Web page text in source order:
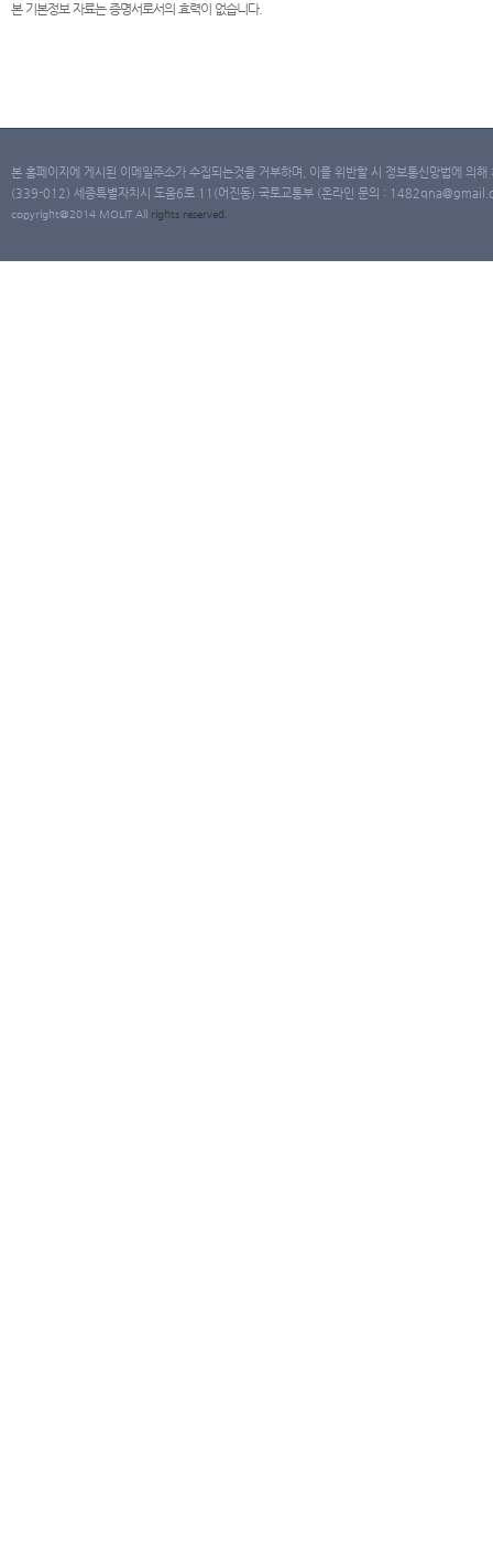
본 기본정보 자료는 증명서로서의 효력이 없습니다.
본 홈페이지에 게시된 이메일주소가 수집되는것을 거부하며, 이를 위반할 시 정보통신망법에 의
(339-012) 세종특별자치시 도움6로 11(어진동) 국토교통부 (온라인 문의 :
copyright@2014 MOLIT All rights reserved.